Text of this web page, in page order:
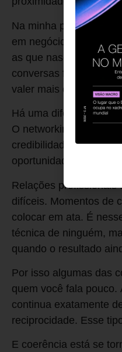
Na minha própria
em negócios, projetos
as que nasceram de
conversas francas,
valer mais do que o
Há uma diferença
O networking
credibilidade. A
oportunidades que
Relações profissionais
difíceis. Momentos de
colocar em ata. É
técnica de ninguém,
quando o resultado
Por isso algumas das
quem você fala
continua exatamente
reciprocidade. Esse
E coerência está se